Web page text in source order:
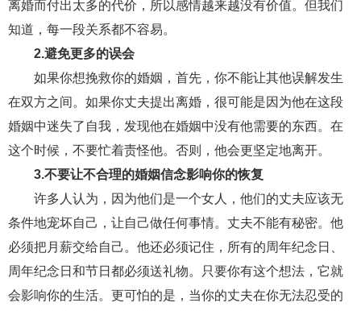
十二生肖 分手复合
异地恋 明星
化妆 挽留前任 避孕 挽回男友 孕妇食谱
挽回老公 产检 家庭暴力 孕中期
经营婚姻 婚姻修复 孕早期 感情挽回
产妇食谱 同性恋 交往 搭讪 光棍节
交流沟通 约会 情感语录 情商 两性健康
其他
离婚而付出太多的代价，所以感情越来越没有价值。但我们
知道，每一段关系都不容易。
2.避免更多的误会
如果你想挽救你的婚姻，首先，你不能让其他误解发生
在双方之间。如果你丈夫提出离婚，很可能是因为他在这段
婚姻中迷失了自我，发现他在婚姻中没有他需要的东西。在
这个时候，不要忙着责怪他。否则，他会更坚定地离开。
3.不要让不合理的婚姻信念影响你的恢复
许多人认为，因为他们是一个女人，他们的丈夫应该无
条件地宠坏自己，让自己做任何事情。丈夫不能有秘密。他
必须把月薪交给自己。他还必须记住，所有的周年纪念日、
周年纪念日和节日都必须送礼物。只要你有这个想法，它就
会影响你的生活。更可怕的是，当你的丈夫在你无法忍受的